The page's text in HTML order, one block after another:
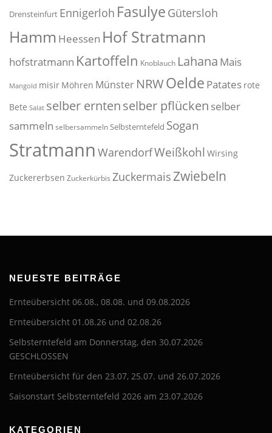
Drensteinfurt Ennigerloh Fasulye Gütersloh
Hamm Heessen Hof Stratmann
hofstratmann Kartoffeln Knoblauch Lahana Mais
Mangold misir Möhren Münster NRWOelde Patates rote
Bete Salat selber erntenselber pflücken selber
sammeln selbersammelnSelbsterntefeld Sogan
Stratmann WarendorfWeißkohl Wirsing
Zuckererbsen Zuckerkürbis Zuckermais Zwiebeln
NEUESTE BEITRÄGE
Ernteübersicht 06.08., 08.08. und 09.08.2026
Ernteübersicht 01.08.26 und 02.08.26
Selbsterntefeld am Donnerstag, den 30.07.2026
GESCHLOSSEN
Ernteübersicht für den 23.07, 25.07. und 26.07.2026
Saisonstart Selbsterntefeld 2026 am 23.07.2026
KATEGORIEN